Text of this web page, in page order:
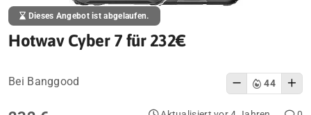
Dieses Angebot ist abgelaufen.
Hotwav Cyber 7 für 232€
Bei Banggood 44